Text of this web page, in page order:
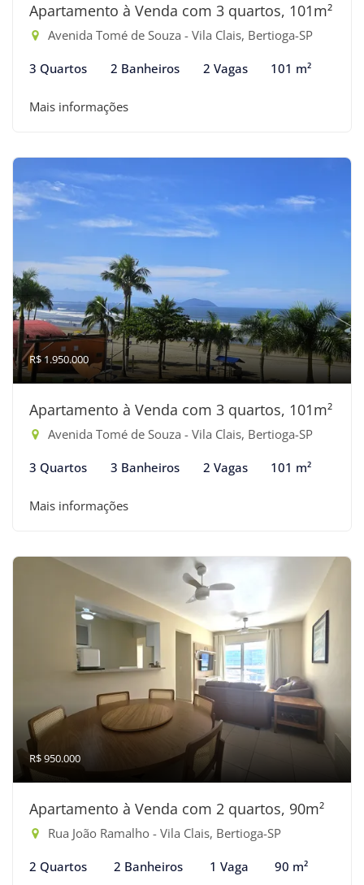
Apartamento à Venda com 3 quartos, 101m²
Avenida Tomé de Souza - Vila Clais, Bertioga-SP
3 Quartos 2 Banheiros 2 Vagas 101 m²
Mais informações
R$ 1.950.000
Apartamento à Venda com 3 quartos, 101m²
Avenida Tomé de Souza - Vila Clais, Bertioga-SP
3 Quartos 3 Banheiros 2 Vagas 101 m²
Mais informações
R$ 950.000
Apartamento à Venda com 2 quartos, 90m²
Rua João Ramalho - Vila Clais, Bertioga-SP
2 Quartos 2 Banheiros 1 Vaga 90 m²